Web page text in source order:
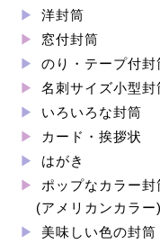
洋封筒
窓付封筒
のり・テープ付封
名刺サイズ小型封
いろいろな封筒
カード・挨拶状
はがき
ポップなカラー封
(アメリカンカラー)
美味しい色の封筒